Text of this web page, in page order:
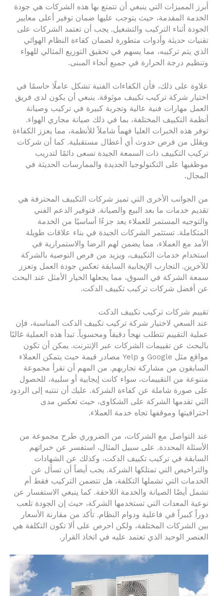
أبرز المميزات التي ينبغي أن تتمتع بها هذه الشركات هي جودة
الخدمة المقدمة، حيث يتوجب عليها ضمان توفير أعلى معايير
الجودة أثناء التركيب والتشغيل. يجب أن تعتمد الشركات على
تقنيات حديثة وأدوات متطورة لضمان كفاءة النظام الهوائي
الذي يتم تركيبه، مما يسهم في تحقيق التوزيع المثالي للهواء
وتنظيم درجة الحرارة في جميع أنحاء المبنى.
علاوة على ذلك، فأن الكفاءات الفنية تشكل عاملًا حاسمًا في
اختيار شركة تركيب تكييف موثوقة. ينبغي أن يكون لدى فريق
العمل مهارات فنية عالية وتجربة كبيرة في تركيب وصيانة
أنظمة التكييف المختلفة، بما في ذلك صيانة مجاري الهواء.
توفر هذه الخبرات العليا فهماً شاملاً للأنظمة، مما يعزز الكفاءة
ويقلل من فرص حدوث أي أعطال مستقبلية. كما أن شركات
تركيب التكييف ذات السمعة الجيدة تسعى دائمًا لتدريب
موظفيها على التكنولوجيا الجديدة والممارسات الحديثة في
المجال.
من الجوانب الأخرى التي تميز شركات التكييف المحترفة هي
تقديم خدمات ما بعد البيع والصيانة. فتوفير الدعم الفني
والتوجيه المستمر للعملاء يعد جزءًا أساسيًا من الخدمة
المتكاملة. تستثمر الشركات الجيدة في بناء علاقات طويلة
الأمد مع العملاء، مما يضمن لهم الرضا والاستمرارية في
استخدام خدمات التكييف، ويزيد من فرص التوصية بالشركة
للآخرين. التجارب الإيجابية السابقة تعكس جودة العمل وتعزز
سمعة الشركة في السوق، مما يجعلها الخيار الأمثل عند البحث
عن أفضل شركات تركيب تكييف الدكت.
تقييم شركات تركيب تكييف الدكت
عند السعي لاختيار شركة تركيب تكييف الدكت المناسبة، فإن
عملية التقييم تتطلب نهجاً دقيقاً ومحسوباً. تبدأ هذه العملية غالبًا
بالبحث عن تقييمات الشركات عبر الإنترنت. يمكن أن تكون
مواقع مثل Google و Yelp مصادر قيمة حيث يتمكن العملاء
السابقون من مشاركة تجاربهم. من المهم أن تقرأ مجموعة
متنوعة من التقييمات، سواء كانت إيجابية أو سلبية، للحصول
على صورة شاملة عن كفاءة الشركة. عليك أن تنتبه إلى الردود
التي تقدمها الشركة على الشكاوى، حيث تعكس مدى
احترافيتها وموقفها تجاه خدمة العملاء.
عند التواصل مع الشركات، من الضروري طرح مجموعة من
الأسئلة المحددة. على سبيل المثال، استفسر عن خبراتهم
السابقة في تركيب تكييف الدكت، وكذلك عن الشهادات
والتراخيص التي تمتلكها الشركة. يجب أيضاً أن تسأل عن
الخدمات التي تشملها التكلفة، هل تتضمن التركيب فقط أم
تشمل أيضًا الصيانة والخدمة اللاحقة. كما ينبغي الاستفسار عن
نوعية المعدات التي تستخدمها الشركة، حيث إن الجودة تلعب
دوراً كبيراً في فاعلية ودوام النظام. تأكد من مقارنة الأسعار
بين الشركات المختلفة، ولكن احرص على ألا تكون التكلفة هي
العنصر الوحيد الذي تعتمد عليه في اتخاذ القرار.